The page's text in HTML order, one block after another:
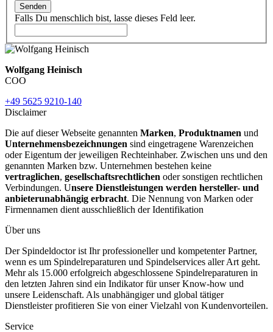
Senden
Falls Du menschlich bist, lasse dieses Feld leer.
Wolfgang Heinisch
COO
+49 5625 9210-140
Disclaimer
Die auf dieser Webseite genannten Marken, Produktnamen und
Unternehmensbezeichnungen sind eingetragene Warenzeichen
oder Eigentum der jeweiligen Rechteinhaber. Zwischen uns und den
genannten Marken bzw. Unternehmen bestehen keine
vertraglichen, gesellschaftsrechtlichen oder sonstigen rechtlichen
Verbindungen. Unsere Dienstleistungen werden hersteller- und
anbieterunabhängig erbracht. Die Nennung von Marken oder
Firmennamen dient ausschließlich der Identifikation
Über uns
Der Spindeldoctor ist Ihr professioneller und kompetenter Partner,
wenn es um Spindelreparaturen und Spindelservices aller Art geht.
Mehr als 15.000 erfolgreich abgeschlossene Spindelreparaturen in
den letzten Jahren sind ein Indikator für unser Know-how und
unsere Leidenschaft. Als unabhängiger und global tätiger
Dienstleister profitieren Sie von einer Vielzahl von Kundenvorteilen.
Service